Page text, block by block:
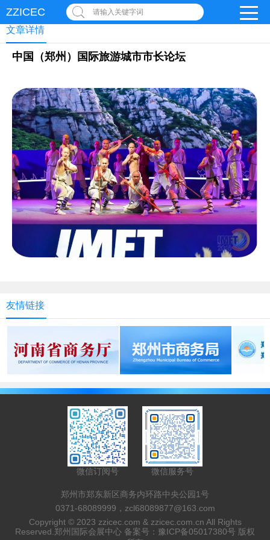
ZZICEC 请输入关键字词
文章详情
中国（郑州）国际旅游城市市长论坛
友情链接
微信订阅号 微信服务号
郑州市郑东新区商务内环路中央公园1号
0371-68089999，zcl68089877@163.com
Copyright © 2023 zzicec.com & zzicec.com.cn All Rights
Reserved.郑州国际会展中心 备案号： 豫ICP备05017380号 版权